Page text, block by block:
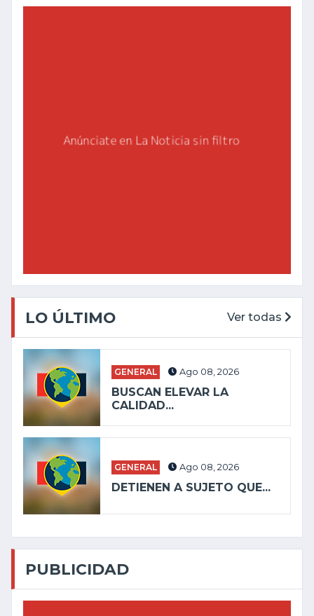
LO ÚLTIMO Ver todas
GENERAL Ago 08, 2026
BUSCAN ELEVAR LA
CALIDAD...
GENERAL Ago 08, 2026
DETIENEN A SUJETO QUE...
PUBLICIDAD